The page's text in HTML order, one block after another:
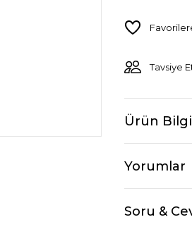
Tavsiye
Ürün
Yorumlar
Soru &